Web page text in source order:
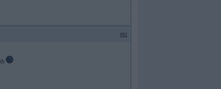
#82